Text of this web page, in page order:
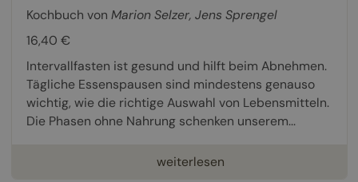
Kochbuch von Marion Selzer, Jens Sprengel
16,40 €
Intervallfasten ist gesund und hilft beim Abnehmen.
Tägliche Essenspausen sind mindestens genauso
wichtig, wie die richtige Auswahl von Lebensmitteln.
Die Phasen ohne Nahrung schenken unserem...
weiterlesen